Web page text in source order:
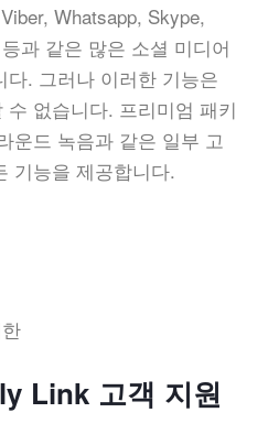
Whatsapp, Skype,
과 같은 많은 소셜 미디어
. 그러나 이러한 기능은
없습니다. 프리미엄 패키
운드 녹음과 같은 일부 고
기능을 제공합니다.
Link 고객 지원